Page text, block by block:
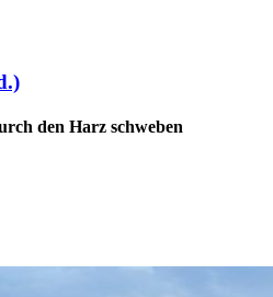
den Harz schweben